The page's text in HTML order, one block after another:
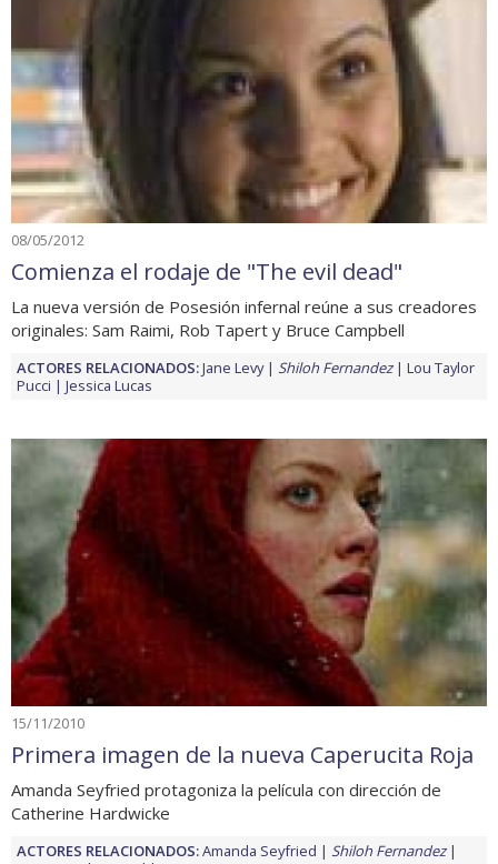
08/05/2012
Comienza el rodaje de "The evil dead"
La nueva versión de Posesión infernal reúne a sus creadores
originales: Sam Raimi, Rob Tapert y Bruce Campbell
ACTORES RELACIONADOS:Jane Levy Shiloh Fernandez
Lou Taylor
Pucci
Jessica Lucas
15/11/2010
Primera imagen de la nueva Caperucita Roja
Amanda Seyfried protagoniza la película con dirección de
Catherine Hardwicke
ACTORES RELACIONADOS:Amanda Seyfried
Shiloh Fernandez